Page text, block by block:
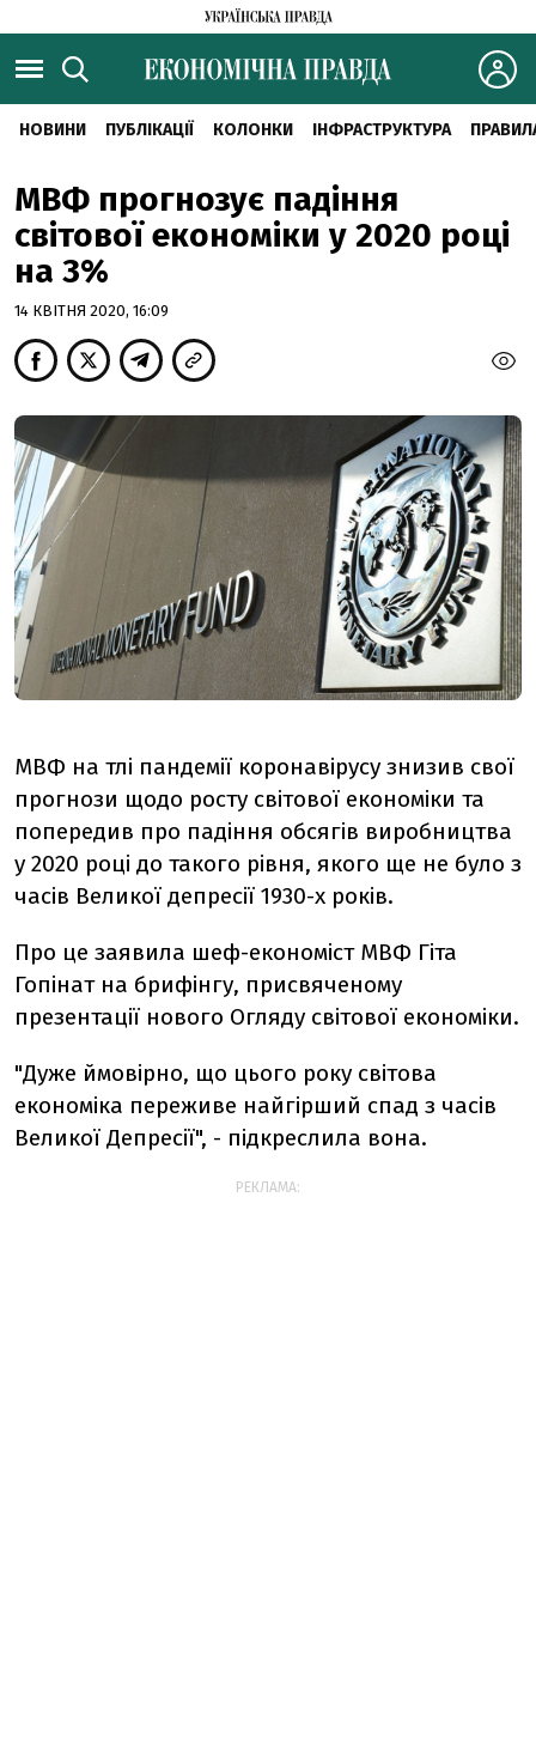
НОВИНИ ПУБЛІКАЦІЇ КОЛОНКИ ІНФРАСТРУКТУРА
МВФ прогнозує падіння
світової економіки у 2020 році
на 3%
14 КВІТНЯ 2020, 16:09
МВФ на тлі пандемії коронавірусу знизив свої
прогнози щодо росту світової економіки та
попередив про падіння обсягів виробництва
у 2020 році до такого рівня, якого ще не було з
часів Великої депресії 1930-х років.
Про це заявила шеф-економіст МВФ Гіта
Гопінат на брифінгу, присвяченому
презентації нового Огляду світової економіки.
"Дуже ймовірно, що цього року світова
економіка переживе найгірший спад з часів
Великої Депресії", - підкреслила вона.
РЕКЛАМА: